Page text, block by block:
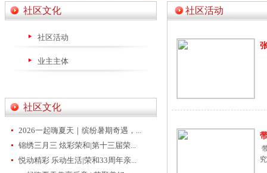
社区文化
社区活动
业主主体
社区文化
2026一起嗨夏天｜缤纷暑期奇遇，...
锦绣三月三 炫彩荣和|第十三届荣...
悦动精彩 乐动生活|荣和33周年亲...
社区活动